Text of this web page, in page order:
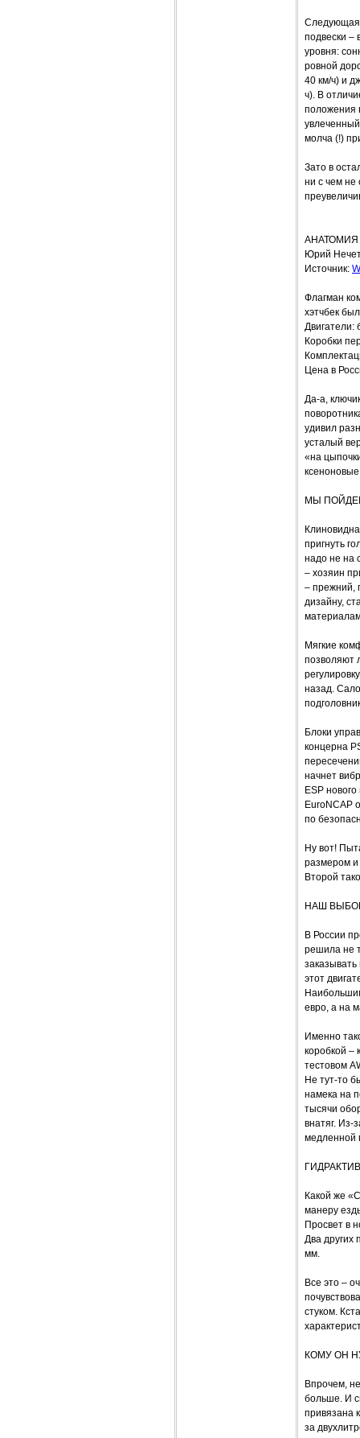
Следующая
подвески –
уровня:
ровной
40 км/ч) и
ч). В
положения
молча (!)
Зато в
ни с чем не
Юрий
Источник:
Флагман
хэтчбек
Двигатели:
Коробки
Цена в
Да-а,
удивил
усталый
«на
МЫ
пригнуть
надо не на
– хозяин
– прежний,
дизайну,
Мягкие
позволяют
назад.
Блоки
концерна
начнет
ESP
EuroNCAP
по
Ну вот!
размером и
Второй
НАШ
В России
решила не
этот
евро, а на
Именно
коробкой –
тестовом
Не тут-то
намека на
тысячи
внатяг. Из-
медленной
Какой же
манеру
Просвет в
Два других
мм.
Все это –
стуком.
КОМУ ОН
Впрочем,
больше. И
привязана
за